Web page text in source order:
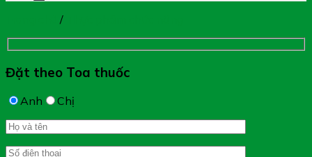
/
Đặt theo Toa thuốc
Anh Chị